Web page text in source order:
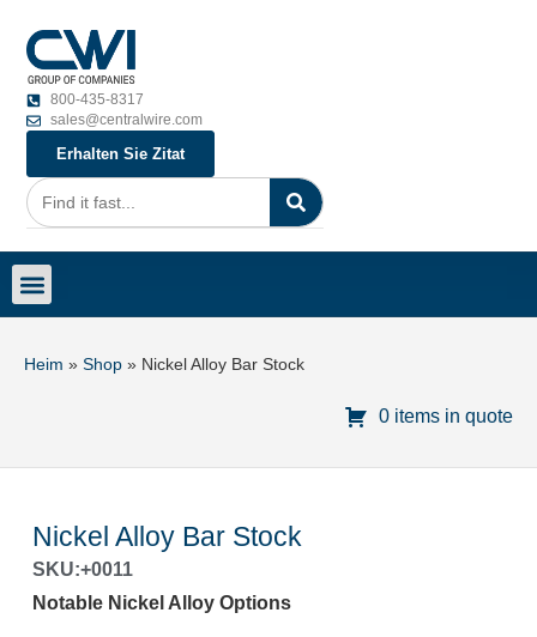
800-435-8317
sales@centralwire.com
Erhalten Sie Zitat
Heim » Shop » Nickel Alloy Bar Stock
0 items in quote
Nickel Alloy Bar Stock
SKU:+0011
Notable Nickel Alloy Options